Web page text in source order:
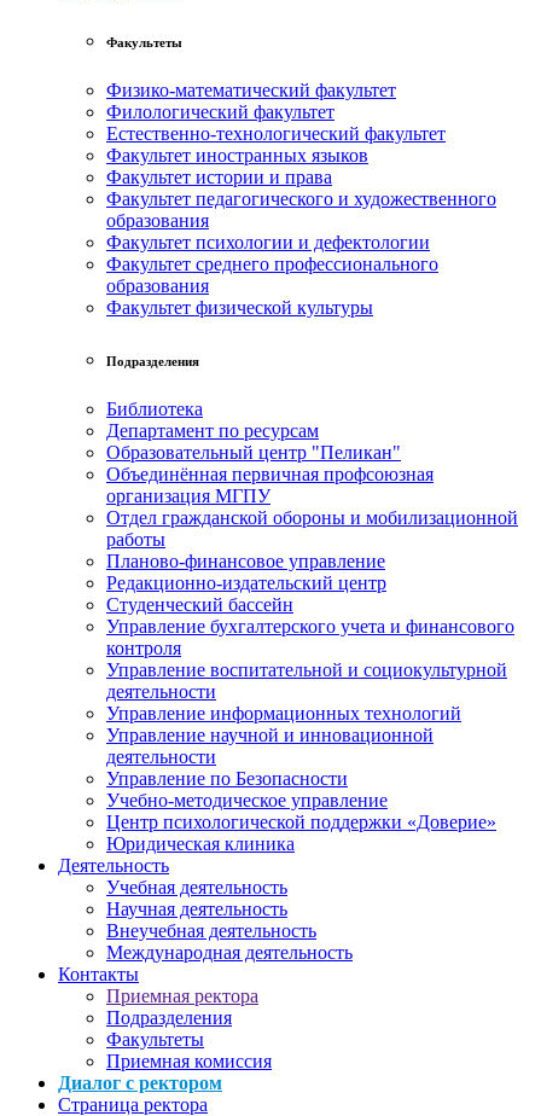
Факультеты
Физико-математический факультет
Филологический факультет
Естественно-технологический факультет
Факультет иностранных языков
Факультет истории и права
Факультет педагогического и художественного
образования
Факультет психологии и дефектологии
Факультет среднего профессионального
образования
Факультет физической культуры
Подразделения
Библиотека
Департамент по ресурсам
Образовательный центр "Пеликан"
Объединённая первичная профсоюзная
организация МГПУ
Отдел гражданской обороны и мобилизационной
работы
Планово-финансовое управление
Редакционно-издательский центр
Студенческий бассейн
Управление бухгалтерского учета и финансового
контроля
Управление воспитательной и социокультурной
деятельности
Управление информационных технологий
Управление научной и инновационной
деятельности
Управление по Безопасности
Учебно-методическое управление
Центр психологической поддержки «Доверие»
Юридическая клиника
Деятельность
Учебная деятельность
Научная деятельность
Внеучебная деятельность
Международная деятельность
Контакты
Приемная ректора
Подразделения
Факультеты
Приемная комиссия
Диалог с ректором
Страница ректора